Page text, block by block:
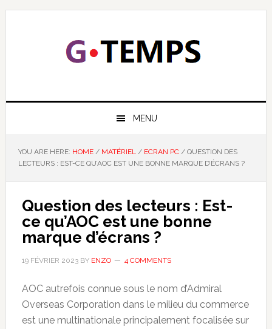
Skip
Skip
Skip
Skip
GTEMPS
MENU
YOU ARE HERE: HOME / MATÉRIEL / ECRAN PC /QUESTION DES
LECTEURS : EST-CE QU’AOC EST UNE BONNE MARQUE D’ÉCRANS ?
Question des lecteurs : Est-
ce qu’AOC est une bonne
marque d’écrans ?
19 FÉVRIER 2023BY ENZO 4 COMMENTS
AOC autrefois connue sous le nom d’Admiral
Overseas Corporation dans le milieu du commerce
est une multinationale principalement focalisée sur